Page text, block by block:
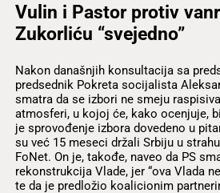
Vulin i Pastor protiv
Zukorliću “svejedno”
Nakon današnjih konsultacija sa
predsednik Pokreta socijalista
smatra da se izbori ne smeju
atmosferi, u kojoj će, kako ocenjuje,
je sprovođenje izbora dovedeno u
su već 15 meseci držali Srbiju u
FoNet. On je, takođe, naveo da PS
rekonstrukcija Vlade, jer “ova Vlada
te da je predložio koalicionim